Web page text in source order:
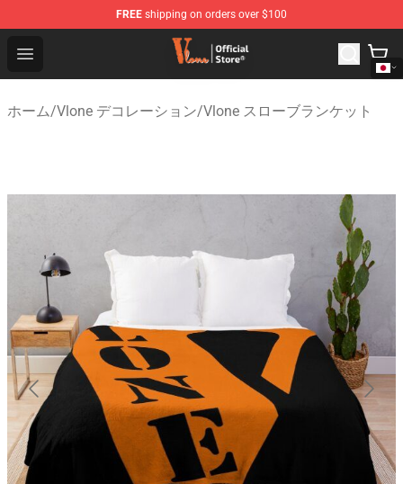
FREE shipping on orders over $100
Open menu
Vlone Shop - Official Vlone Merchandise Store
ホーム/Vlone デコレーション/Vlone スローブランケット